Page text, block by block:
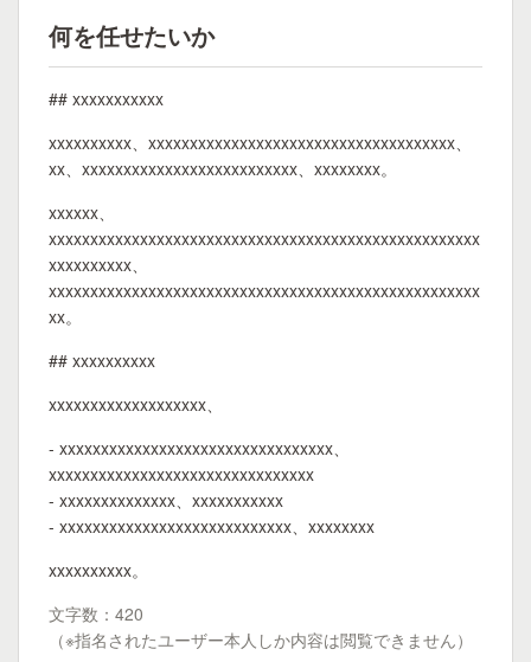
何を任せたいか
## xxxxxxxxxxx
xxxxxxxxxx、xxxxxxxxxxxxxxxxxxxxxxxxxxxxxxxxxxxxx、
xx、xxxxxxxxxxxxxxxxxxxxxxxxxx、xxxxxxxx。
xxxxxx、
xxxxxxxxxxxxxxxxxxxxxxxxxxxxxxxxxxxxxxxxxxxxxxxxxxxx
xxxxxxxxxx、
xxxxxxxxxxxxxxxxxxxxxxxxxxxxxxxxxxxxxxxxxxxxxxxxxxxx
xx。
## xxxxxxxxxx
xxxxxxxxxxxxxxxxxxx、
- xxxxxxxxxxxxxxxxxxxxxxxxxxxxxxxxx、
xxxxxxxxxxxxxxxxxxxxxxxxxxxxxxxx
- xxxxxxxxxxxxxx、xxxxxxxxxxx
- xxxxxxxxxxxxxxxxxxxxxxxxxxxx、xxxxxxxx
xxxxxxxxxx。
文字数：420
（※指名されたユーザー本人しか内容は閲覧できません）